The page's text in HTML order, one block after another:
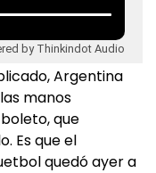
by Thinkindot Audio
Argentina
manos
que
Es que el
quedó ayer a